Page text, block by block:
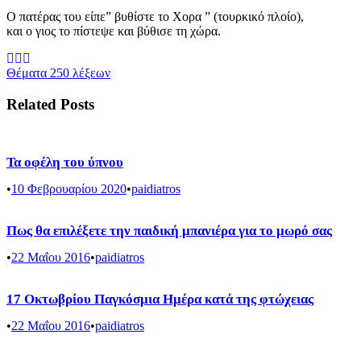
Ο πατέρας του είπε” βυθίστε το Χορα ” (τουρκικό πλοίο),
και ο γιος το πίστεψε και βύθισε τη χώρα.
Θέματα 250 λέξεων
Related Posts
Τα οφέλη του ύπνου
•10 Φεβρουαρίου 2020•paidiatros
Πως θα επιλέξετε την παιδική μπανιέρα για το μωρό σας
•22 Μαΐου 2016•paidiatros
17 Οκτωβρίου Παγκόσμια Ημέρα κατά της φτώχειας
•22 Μαΐου 2016•paidiatros